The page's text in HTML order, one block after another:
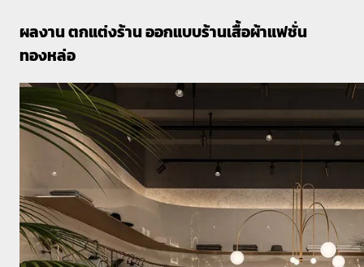
ผลงาน ตกแต่งร้าน ออกแบบร้านเสื้อผ้าแฟชั่น
ทองหล่อ